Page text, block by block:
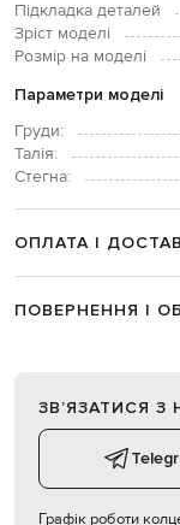
Підкладка деталей
Зріст моделі
Розмір на моделі
Параметри моделі
Груди:
Талія:
Стегна:
ОПЛАТА І
ПОВЕРНЕННЯ І
ЗВʼЯЗАТИСЯ З
Графік роботи